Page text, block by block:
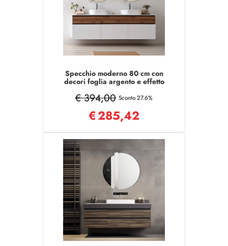
Specchio moderno 80 cm con
decori foglia argento e effetto
€ 394,00 Sconto 27.6%
€285,42